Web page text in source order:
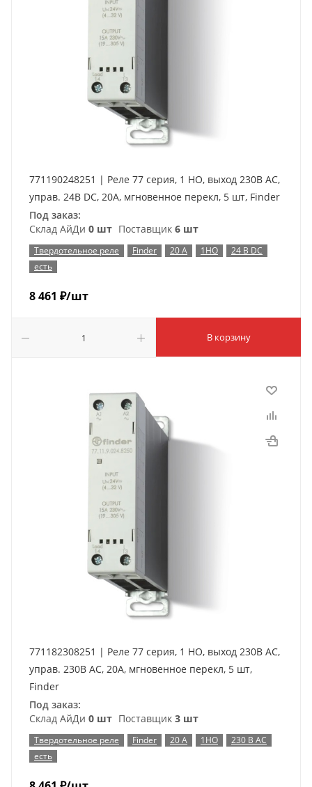
771190248251 | Реле 77 серия, 1 НО, выход 230В AC,
управ. 24В DC, 20A, мгновенное перекл, 5 шт, Finder
Под заказ:
Склад АйДи 0 шт Поставщик 6 шт
Твердотельное реле Finder 20 А 1НО
24 В DC
есть
8 461 ₽/шт
В корзину
771182308251 | Реле 77 серия, 1 НО, выход 230В AC,
управ. 230В AC, 20A, мгновенное перекл, 5 шт,
Finder
Под заказ:
Склад АйДи 0 шт Поставщик 3 шт
Твердотельное реле Finder 20 А 1НО
230 В AC
есть